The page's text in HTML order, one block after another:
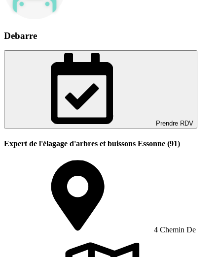
Debarre
Prendre RDV
Expert de l'élagage d'arbres et buissons Essonne (91)
4 Chemin De